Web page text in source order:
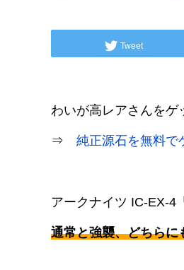
Tweet
わいが高レアさんをゲ
⇒ 純正源石を無料で
アークナイツ IC-EX-4
通常と強襲、どちらに